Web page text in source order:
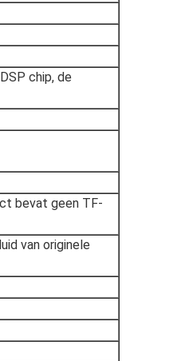
chip, de
bevat geen TF-
van originele